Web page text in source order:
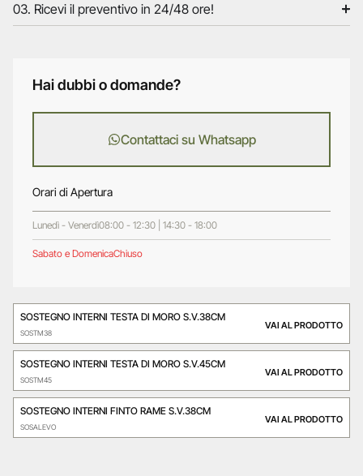
03. Ricevi il preventivo in 24/48 ore!
Hai dubbi o domande?
Contattaci su Whatsapp
Orari di Apertura
Lunedì - Venerdì08:00 - 12:30 | 14:30 - 18:00
Sabato e DomenicaChiuso
SOSTEGNO INTERNI TESTA DI MORO S.V.38CM
SOSTM38
VAI AL PRODOTTO
SOSTEGNO INTERNI TESTA DI MORO S.V.45CM
SOSTM45
VAI AL PRODOTTO
SOSTEGNO INTERNI FINTO RAME S.V.38CM
SOSALEVO
VAI AL PRODOTTO